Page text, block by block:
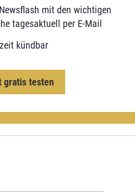
mit den wichtigen
tagesaktuell per E-Mail
kündbar
gratis testen